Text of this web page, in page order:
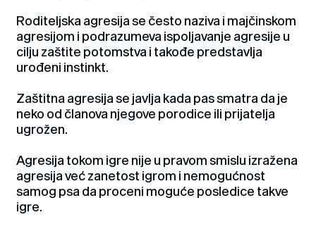
Roditeljska agresija se često naziva i majčinskom
agresijom i podrazumeva ispoljavanje agresije u
cilju zaštite potomstva i takođe predstavlja
urođeni instinkt.
Zaštitna agresija se javlja kada pas smatra da je
neko od članova njegove porodice ili prijatelja
ugrožen.
Agresija tokom igre nije u pravom smislu izražena
agresija već zanetost igrom i nemogućnost
samog psa da proceni moguće posledice takve
igre.